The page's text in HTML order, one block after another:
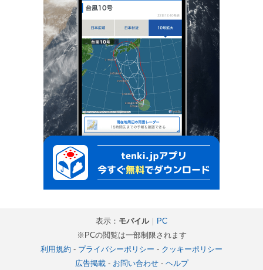
表示： モバイル｜ PC
※PCの閲覧は一部制限されます
利用規約 - プライバシーポリシー - クッキーポリシー
広告掲載- お問い合わせ- ヘルプ